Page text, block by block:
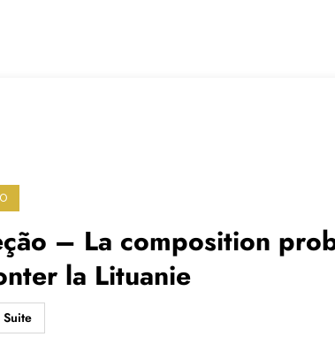
– La composition
la Lituanie
Suite